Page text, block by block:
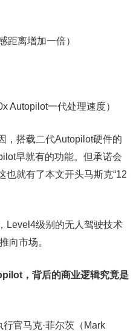
距离增加一倍）
Autopilot一代处理速度）
，搭载二代Autopilot硬件的
早就有的功能。但承诺会
也就有了本文开头马斯克“12
Level4级别的无人驾驶技术
向市场。
，背后的商业逻辑究竟是
官马克·菲尔茨（Mark